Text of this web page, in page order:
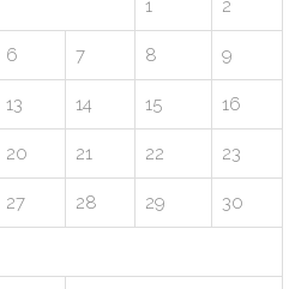
1 2
6 7 8 9
13 14 15 16
20 21 22 23
27 28 29 30